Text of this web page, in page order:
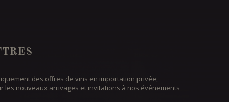
des offres de vins en importation privée,
les nouveaux arrivages et invitations à nos événements